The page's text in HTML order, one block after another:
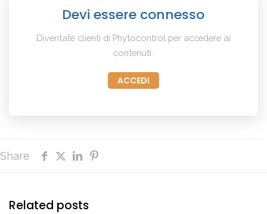
Devi essere connesso
Diventate clienti di Phytocontrol per accedere ai
contenuti.
ACCEDI
Share
Related posts